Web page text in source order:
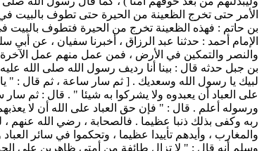
الأمر حتى تخرج الظعينة من الحيرة حتى تطوف
بن حاتم : فهذه الظعينة تخرج من الحيرة فتطوف بالبيت
الإمام أحمد : حدثنا عبد الرزاق ، أخبرنا سفيان ، عن
والنصر والتمكين في الأرض ، فمن عمل منهم عمل الآخرة
بن جبل حدثه قال : بينا أنا رديف رسول الله صلى الله
لبيك يا رسول الله وسعديك . [ ثم سار ساعة ، ثم قال : "
على العباد أن يعبدوه ولا يشركوا به شيئا " . قال : ثم
ورسوله أعلم . قال : " فإن حق العباد على الله أن لا
ربه وكفى بذلك ذنبا عظيما . فالصحابة ، رضي الله عنهم
والمغارب ، وأيدهم تأييدا عظيما ، وتحكموا في سائر
وسلم أنه قال : " لا تزال طائفة من أمتي ظاهرين على